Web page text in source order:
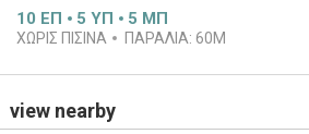
10 ΕΠ 5 ΥΠ 5 ΜΠ
ΧΩΡΙΣ ΠΙΣΙΝΑ ΠΑΡΑΛΙΑ: 60M
view nearby